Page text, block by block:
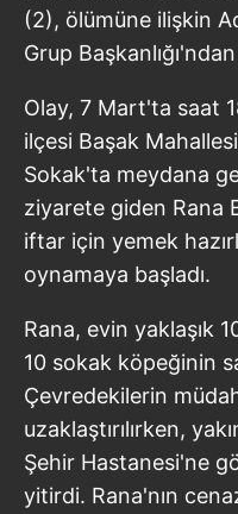
(2), ölümüne ilişkin
Grup
Olay, 7 Mart'ta saat
ilçesi Başak
Sokak'ta meydana
ziyarete giden Rana
iftar için yemek
oynamaya başladı.
Rana, evin yaklaşık
10 sokak köpeğinin
Çevredekilerin
uzaklaştırılırken,
Şehir Hastanesi'ne
yitirdi. Rana'nın